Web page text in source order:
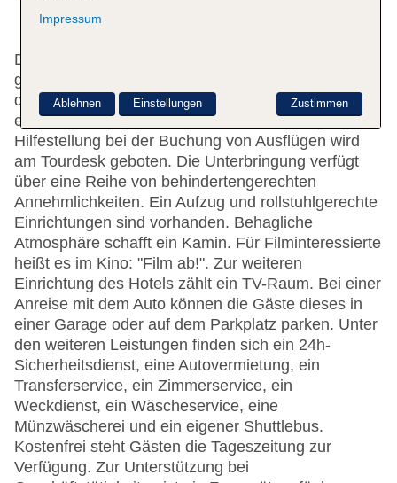
Das freundliche Personal an der Rezeption ist
gerne bei allen Fragen behilflich. Die Einrichtung
des Hotels umfasst eine Gepäckaufbewahrung und
einen Safe. Im Haus steht WLAN zur Verfügung.
Hilfestellung bei der Buchung von Ausflügen wird
am Tourdesk geboten. Die Unterbringung verfügt
über eine Reihe von behindertengerechten
Annehmlichkeiten. Ein Aufzug und rollstuhlgerechte
Einrichtungen sind vorhanden. Behagliche
Atmosphäre schafft ein Kamin. Für Filminteressierte
heißt es im Kino: "Film ab!". Zur weiteren
Einrichtung des Hotels zählt ein TV-Raum. Bei einer
Anreise mit dem Auto können die Gäste dieses in
einer Garage oder auf dem Parkplatz parken. Unter
den weiteren Leistungen finden sich ein 24h-
Sicherheitsdienst, eine Autovermietung, ein
Transferservice, ein Zimmerservice, ein
Weckdienst, ein Wäscheservice, eine
Münzwäscherei und ein eigener Shuttlebus.
Kostenfrei steht Gästen die Tageszeitung zur
Verfügung. Zur Unterstützung bei
Impressum
Zustimmen
Ablehnen Einstellungen